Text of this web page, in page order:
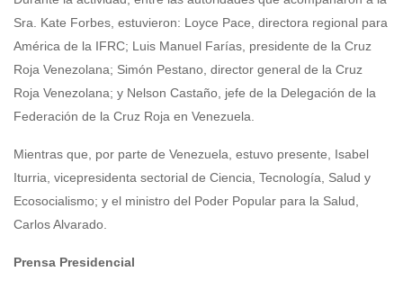
Sra. Kate Forbes, estuvieron: Loyce Pace, directora regional para
América de la IFRC; Luis Manuel Farías, presidente de la Cruz
Roja Venezolana; Simón Pestano, director general de la Cruz
Roja Venezolana; y Nelson Castaño, jefe de la Delegación de la
Federación de la Cruz Roja en Venezuela.
Mientras que, por parte de Venezuela, estuvo presente, Isabel
Iturria, vicepresidenta sectorial de Ciencia, Tecnología, Salud y
Ecosocialismo; y el ministro del Poder Popular para la Salud,
Carlos Alvarado.
Prensa Presidencial